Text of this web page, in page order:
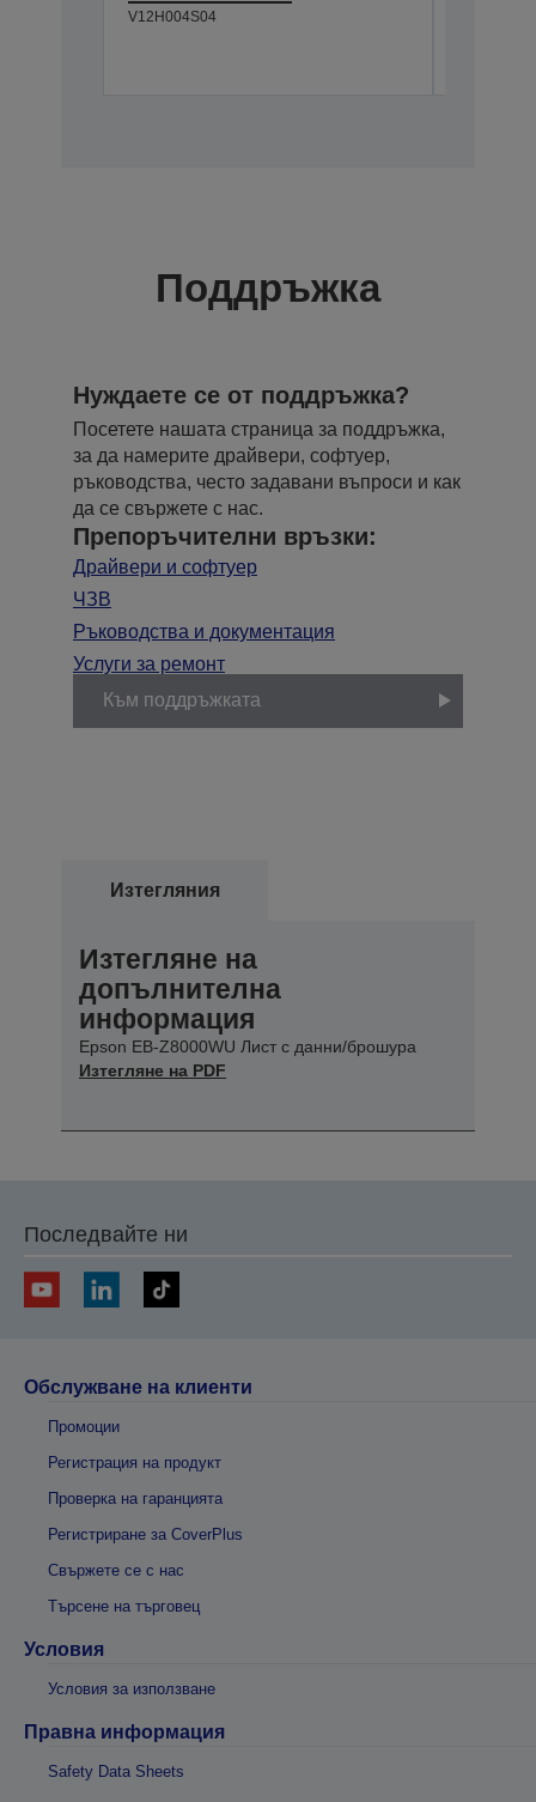
V12H004S04
Поддръжка
Нуждаете се от поддръжка?
Посетете нашата страница за поддръжка,
за да намерите драйвери, софтуер,
ръководства, често задавани въпроси и как
да се свържете с нас.
Препоръчителни връзки:
Драйвери и софтуер
ЧЗВ
Ръководства и документация
Услуги за ремонт
Към поддръжката
Изтегляния
Изтегляне на
допълнителна
информация
Epson EB-Z8000WU Лист с данни/брошура
Изтегляне на PDF
Последвайте ни
Обслужване на клиенти
Промоции
Регистрация на продукт
Проверка на гаранцията
Регистриране за CoverPlus
Свържете се с нас
Търсене на търговец
Условия
Условия за използване
Правна информация
Safety Data Sheets